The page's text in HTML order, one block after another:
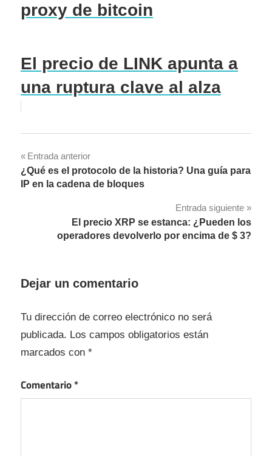
proxy de bitcoin
El precio de LINK apunta a
una ruptura clave al alza
Navegación
de
Entrada anterior
¿Qué es el protocolo de la historia? Una guía para
IP en la cadena de bloques
Entrada siguiente
El precio XRP se estanca: ¿Pueden los
operadores devolverlo por encima de $ 3?
Dejar un comentario
Tu dirección de correo electrónico no será
publicada. Los campos obligatorios están
marcados con *
Comentario*